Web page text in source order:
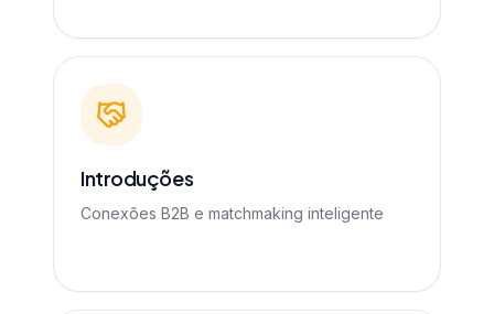
Introduções
Conexões B2B e matchmaking inteligente